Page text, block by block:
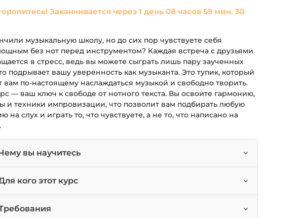
Заканчивается через1 день 08 часов 59 мин. 29
музыкальную школу, но до сих пор чувствуете себя
без нот перед инструментом? Каждая встреча с друзьями
в стресс, ведь вы можете сыграть лишь пару заученных
подрывает вашу уверенность как музыканта. Это тупик, который
вам по-настоящему наслаждаться музыкой и свободно творить.
— ваш ключ к свободе от нотного текста. Вы освоите гармонию,
и техники импровизации, что позволит вам подбирать любую
на слух и играть то, что чувствуете, а не то, что написано на
вы научитесь
любые аккорды и понимать законы музыкальной
на слух популярные песни и создавать к ним
кого этот курс
музыкальных школ, желающих избавиться от